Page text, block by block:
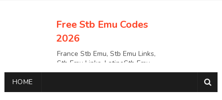
Free Stb Emu Codes
2026
France Stb Emu, Stb Emu Links,
Stb Emu Links, LatinoStb Emu
Links, Links,, Italy Netherlands
EmuUSA Stb Emu Links StbEmu
HOME